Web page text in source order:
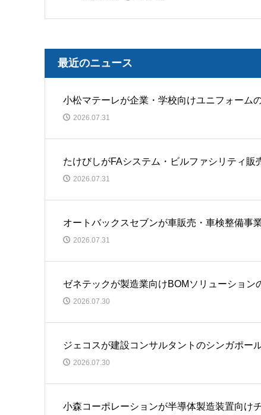
最近のニュース
小松マテーレが企業・学校向けユニフォーム
2026.07.31
たけびしがFAシステム・ビルファシリティ
2026.07.31
オートバックスセブンが車販売・車検整備事
2026.07.31
ゼネテックが製造業向けBOMソリューショ
2026.07.30
ジェコスが建設コンサルタントのシンガポー
2026.07.30
小森コーポレーションが半導体製造装置向け